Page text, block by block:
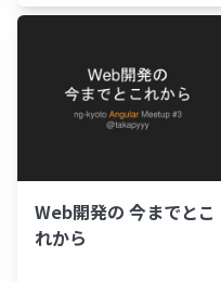
Web開発の 今までとこ
れから